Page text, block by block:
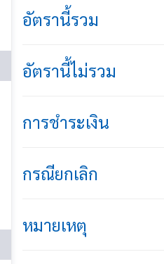
อัตรานี้รวม
อัตรานี้ไม่รวม
การชำระเงิน
กรณียกเลิก
หมายเหตุ